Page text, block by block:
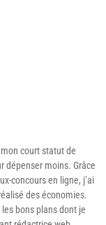
court statut de
dépenser moins. Grâce
concours en ligne, j’ai
des économies.
bons plans dont je